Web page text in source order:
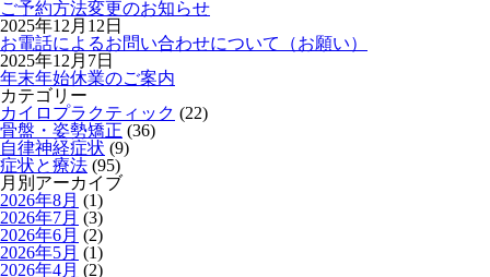
ご予約方法変更のお知らせ
2025年12月12日
お電話によるお問い合わせについて（お願い）
2025年12月7日
年末年始休業のご案内
カテゴリー
カイロプラクティック (22)
骨盤・姿勢矯正 (36)
自律神経症状 (9)
症状と療法 (95)
月別アーカイブ
2026年8月 (1)
2026年7月 (3)
2026年6月 (2)
2026年5月 (1)
2026年4月 (2)